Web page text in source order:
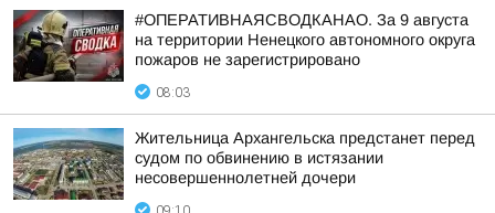
#ОПЕРАТИВНАЯСВОДКАНАО. За 9 августа
на территории Ненецкого автономного округа
пожаров не зарегистрировано
08:03
Жительница Архангельска предстанет перед
судом по обвинению в истязании
несовершеннолетней дочери